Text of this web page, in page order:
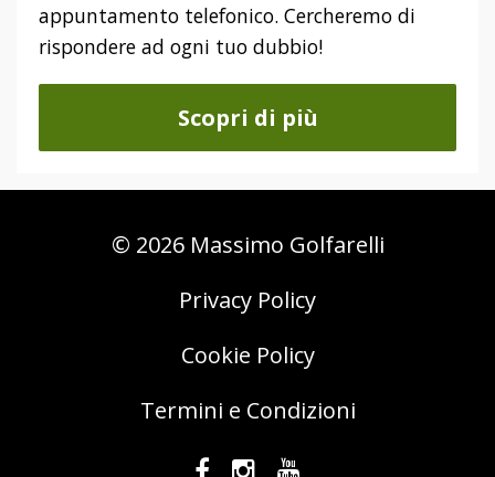
appuntamento telefonico. Cercheremo di
rispondere ad ogni tuo dubbio!
Scopri di più
© 2026 Massimo Golfarelli
Privacy Policy
Cookie Policy
Termini e Condizioni